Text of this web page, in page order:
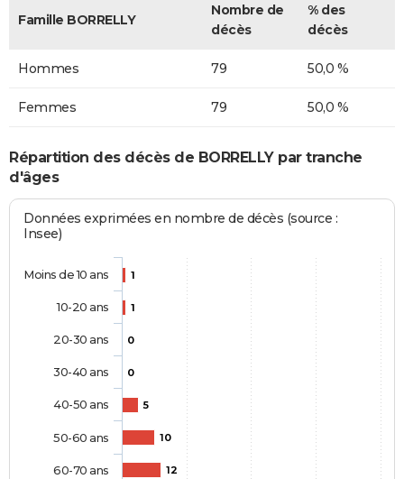
Famille BORRELLY
Nombre de
décès
% des
décès
Hommes 79 50,0 %
Femmes 79 50,0 %
Répartition des décès de BORRELLY par tranche
d'âges
Données exprimées en nombre de décès (source :
Insee)
1
1
0
0
5
10
12
Moins de 10 ans
10-20 ans
20-30 ans
30-40 ans
40-50 ans
50-60 ans
60-70 ans